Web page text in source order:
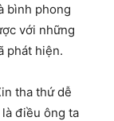
bình phong
với những
phát hiện.
tha thứ dễ
điều ông ta